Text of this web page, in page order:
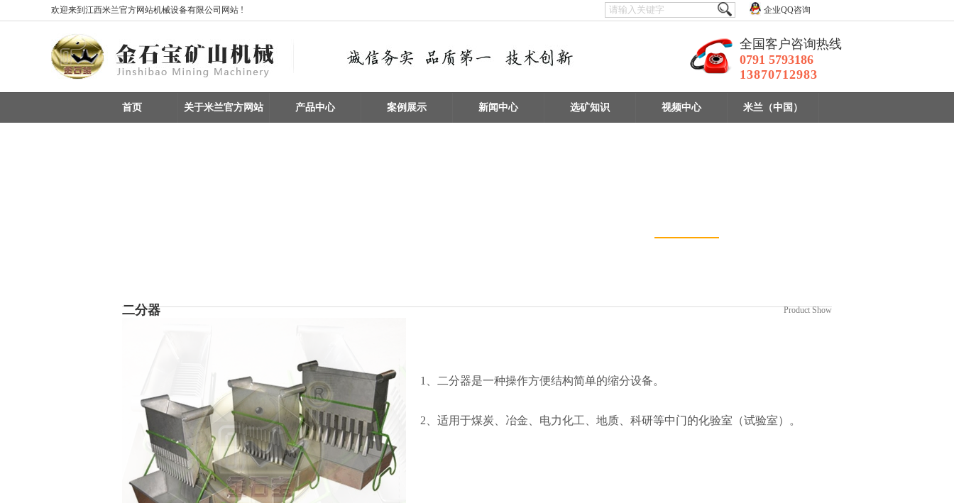
欢迎来到江西米兰官方网站机械设备有限公司网站 ! 企业QQ咨询
全国客户咨询热线
0791 5793186
13870712983
首页 关于米兰官方网站 产品中心 案例展示 新闻中心 选矿知识 视频中心 米兰（中国）
Product Show
二分器
1、二分器是一种操作方便结构简单的缩分设备。
2、适用于煤炭、冶金、电力化工、地质、科研等中门的化验室（试验室）。